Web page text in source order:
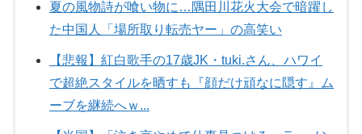
夏の風物詩が喰い物に…隅田川花火大会で暗躍し
た中国人「場所取り転売ヤー」の高笑い
【悲報】紅白歌手の17歳JK・tuki.さん、ハワイ
で超絶スタイルを晒すも『顔だけ頑なに隠す』ム
ーブを継続へｗ...